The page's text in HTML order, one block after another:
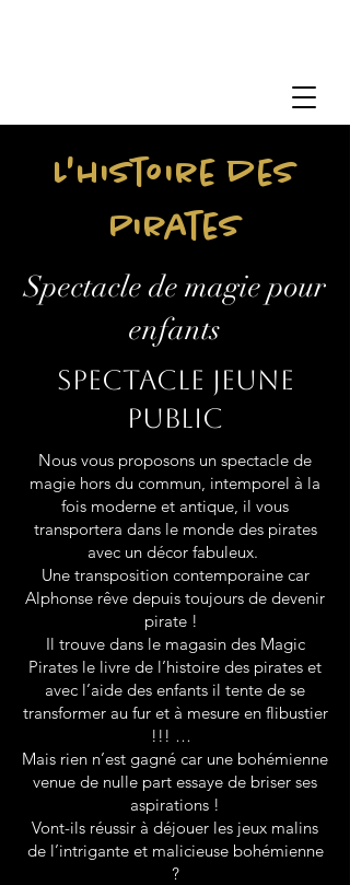
L'histoire des
Pirates
Spectacle de magie pour
enfants
Spectacle jeune
public
Nous vous proposons un spectacle de
magie hors du commun, intemporel à la
fois moderne et antique, il vous
transportera dans le monde des pirates
avec un décor fabuleux.
Une transposition contemporaine car
Alphonse rêve depuis toujours de devenir
pirate !
Il trouve dans le magasin des Magic
Pirates le livre de l’histoire des pirates et
avec l’aide des enfants il tente de se
transformer au fur et à mesure en flibustier
!!! …
Mais rien n’est gagné car une bohémienne
venue de nulle part essaye de briser ses
aspirations !
Vont-ils réussir à déjouer les jeux malins
de l’intrigante et malicieuse bohémienne
?